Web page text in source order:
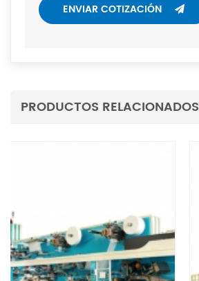
ENVIAR COTIZACIÓN
PRODUCTOS RELACIONADOS